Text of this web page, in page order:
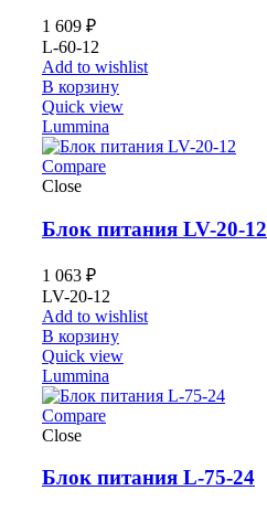
1 609 ₽
L-60-12
Add to wishlist
В корзину
Quick view
Lummina
Compare
Close
Блок питания LV-20-12
1 063 ₽
LV-20-12
Add to wishlist
В корзину
Quick view
Lummina
Compare
Close
Блок питания L-75-24